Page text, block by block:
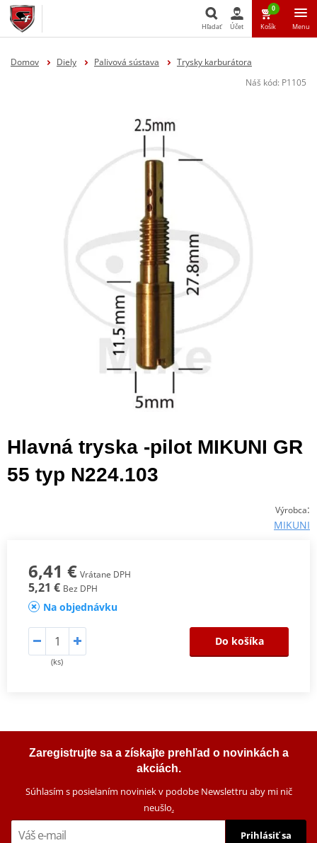
Hľadať Účet
0
Košík Menu
Domov Diely Palivová sústava
Trysky karburátora
Náš kód: P1105
Hlavná tryska -pilot MIKUNI GR
55 typ N224.103
Výrobca:
MIKUNI
6,41 € Vrátane DPH
5,21 € Bez DPH
Na objednávku
(ks)
Do košíka
Zaregistrujte sa a získajte prehľad o novinkách a
akciách.
Súhlasím s posielaním noviniek v podobe Newslettru aby mi nič
neušlo.
Prihlásiť sa